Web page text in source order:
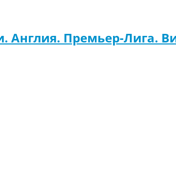
Англия. Премьер-Лига.